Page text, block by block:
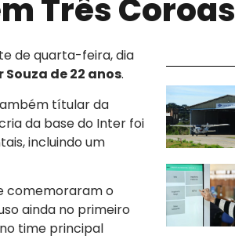
Três Coroas
de quarta-feira, dia
de 22 anos.
títular da
da base do Inter foi
incluindo um
comemoraram o
ainda no primeiro
time principal